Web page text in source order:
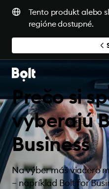
Tento produkt alebo
regióne dostupné.
Prečo si
vyberajú
Business
Na výber máš viacero
– napríklad Bolt for